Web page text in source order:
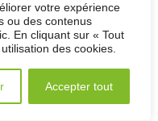
votre expérience
ou des contenus
En cliquant sur « Tout
des cookies.
Accepter tout